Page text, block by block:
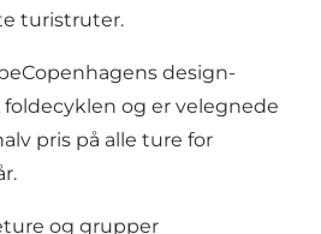
turistruter.
design-
foldecyklen og er velegnede
pris på alle ture for
og grupper